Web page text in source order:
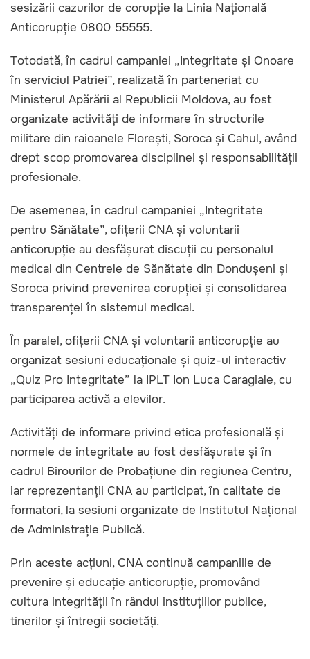
sesizării cazurilor de corupție la Linia Națională
Anticorupție 0800 55555.
Totodată, în cadrul campaniei „Integritate și Onoare
în serviciul Patriei”, realizată în parteneriat cu
Ministerul Apărării al Republicii Moldova, au fost
organizate activități de informare în structurile
militare din raioanele Florești, Soroca și Cahul, având
drept scop promovarea disciplinei și responsabilității
profesionale.
De asemenea, în cadrul campaniei „Integritate
pentru Sănătate”, ofițerii CNA și voluntarii
anticorupție au desfășurat discuții cu personalul
medical din Centrele de Sănătate din Dondușeni și
Soroca privind prevenirea corupției și consolidarea
transparenței în sistemul medical.
În paralel, ofițerii CNA și voluntarii anticorupție au
organizat sesiuni educaționale și quiz-ul interactiv
„Quiz Pro Integritate” la IPLT Ion Luca Caragiale, cu
participarea activă a elevilor.
Activități de informare privind etica profesională și
normele de integritate au fost desfășurate și în
cadrul Birourilor de Probațiune din regiunea Centru,
iar reprezentanții CNA au participat, în calitate de
formatori, la sesiuni organizate de Institutul Național
de Administrație Publică.
Prin aceste acțiuni, CNA continuă campaniile de
prevenire și educație anticorupție, promovând
cultura integrității în rândul instituțiilor publice,
tinerilor și întregii societăți.